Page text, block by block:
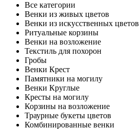
Все категории
Венки из живых цветов
Венки из искусственных цветов
Ритуальные корзины
Венки на возложение
Текстиль для похорон
Гробы
Венки Крест
Памятники на могилу
Венки Круглые
Кресты на могилу
Корзины на возложение
Траурные букеты цветов
Комбинированные венки